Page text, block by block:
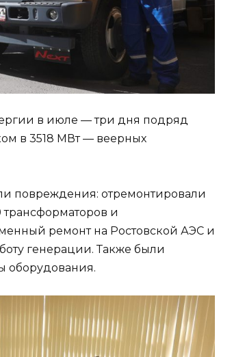
в июле — три дня подряд
в 3518 МВт — веерных
повреждения: отремонтировали
и
ремонт на Ростовской АЭС и
генерации. Также были
оборудования.